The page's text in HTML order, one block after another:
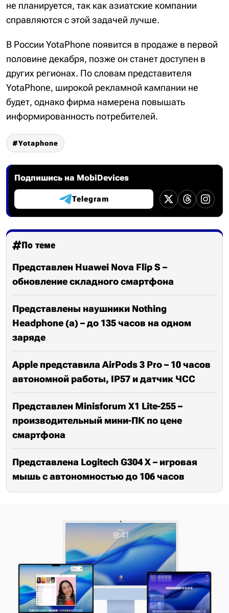
не планируется, так как азиатские компании
справляются с этой задачей лучше.
В России YotaPhone появится в продаже в первой
половине декабря, позже он станет доступен в
других регионах. По словам представителя
YotaPhone, широкой рекламной кампании не
будет, однако фирма намерена повышать
информированность потребителей.
Yotaphone
Подпишись на MobiDevices
Telegram
По теме
Представлен Huawei Nova Flip S –
обновление складного смартфона
Представлены наушники Nothing
Headphone (a) – до 135 часов на одном
заряде
Apple представила AirPods 3 Pro – 10 часов
автономной работы, IP57 и датчик ЧСС
Представлен Minisforum X1 Lite-255 –
производительный мини-ПК по цене
смартфона
Представлена Logitech G304 X – игровая
мышь с автономностью до 106 часов